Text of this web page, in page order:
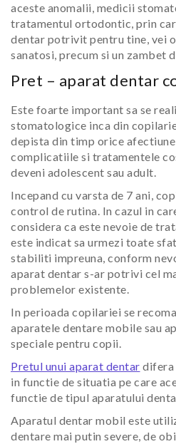
aceste anomalii, medicii
tratamentul ortodontic, prin
dentar potrivit pentru tine, vei
sanatosi, precum si un zambet
Pret – aparat dentar
Este foarte important sa se
stomatologice inca din
depista din timp orice
complicatiile si tratamentele
deveni adolescent sau adult.
Incepand cu varsta de 7 ani,
control de rutina. In cazul in
considera ca este nevoie de
este indicat sa urmezi toate
stabiliti impreuna, conform
aparat dentar s-ar potrivi cel
problemelor existente.
In perioada copilariei se
aparatele dentare mobile sau
speciale pentru copii.
Pretul unui aparat dentar difera
in functie de situatia pe care
functie de tipul aparatului
Aparatul dentar mobil este
dentare mai putin severe, de